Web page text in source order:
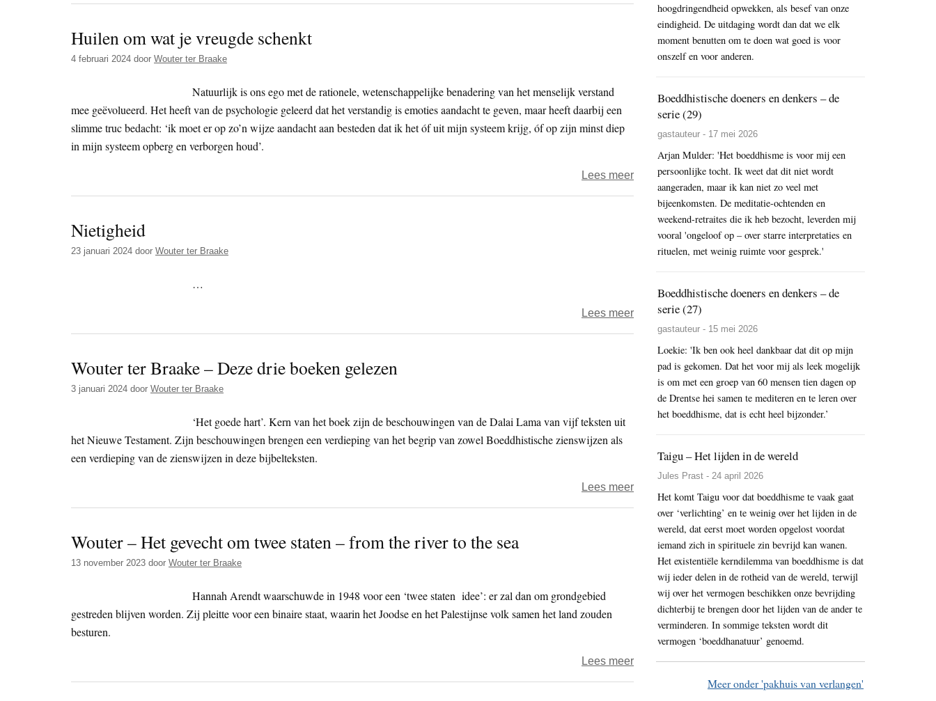
verdriet
liefde
Huilen om wat je vreugde schenkt
4 februari 2024 door Wouter ter Braake
Natuurlijk is ons ego met de rationele, wetenschappelijke benadering van het menselijk verstand
mee geëvolueerd. Het heeft van de psychologie geleerd dat het verstandig is emoties aandacht te geven, maar heeft daarbij een
slimme truc bedacht: ‘ik moet er op zo’n wijze aandacht aan besteden dat ik het óf uit mijn systeem krijg, óf op zijn minst diep
in mijn systeem opberg en verborgen houd’.
Lees meerover
Huilen
Nietigheid
23 januari 2024 door Wouter ter Braake
…
Lees meerover
Nietigheid
Wouter ter Braake – Deze drie boeken gelezen
3 januari 2024 door Wouter ter Braake
‘Het goede hart’. Kern van het boek zijn de beschouwingen van de Dalai Lama van vijf teksten uit
het Nieuwe Testament. Zijn beschouwingen brengen een verdieping van het begrip van zowel Boeddhistische zienswijzen als
een verdieping van de zienswijzen in deze bijbelteksten.
Lees meerover
Wouter
Braake
Deze
boeken
gelezen
Wouter – Het gevecht om twee staten – from the river to the sea
13 november 2023 door Wouter ter Braake
Hannah Arendt waarschuwde in 1948 voor een ‘twee staten idee’: er zal dan om grondgebied
gestreden blijven worden. Zij pleitte voor een binaire staat, waarin het Joodse en het Palestijnse volk samen het land zouden
besturen.
Lees meerover
hoogdringendheid opwekken, als besef van onze
eindigheid. De uitdaging wordt dan dat we elk
moment benutten om te doen wat goed is voor
onszelf en voor anderen.
Boeddhistische doeners en denkers – de
serie (29)
gastauteur - 17 mei 2026
Arjan Mulder: 'Het boeddhisme is voor mij een
persoonlijke tocht. Ik weet dat dit niet wordt
aangeraden, maar ik kan niet zo veel met
bijeenkomsten. De meditatie-ochtenden en
weekend-retraites die ik heb bezocht, leverden mij
vooral 'ongeloof op – over starre interpretaties en
rituelen, met weinig ruimte voor gesprek.'
Boeddhistische doeners en denkers – de
serie (27)
gastauteur - 15 mei 2026
Loekie: 'Ik ben ook heel dankbaar dat dit op mijn
pad is gekomen. Dat het voor mij als leek mogelijk
is om met een groep van 60 mensen tien dagen op
de Drentse hei samen te mediteren en te leren over
het boeddhisme, dat is echt heel bijzonder.’
Taigu – Het lijden in de wereld
Jules Prast - 24 april 2026
Het komt Taigu voor dat boeddhisme te vaak gaat
over ‘verlichting’ en te weinig over het lijden in de
wereld, dat eerst moet worden opgelost voordat
iemand zich in spirituele zin bevrijd kan wanen.
Het existentiële kerndilemma van boeddhisme is dat
wij ieder delen in de rotheid van de wereld, terwijl
wij over het vermogen beschikken onze bevrijding
dichterbij te brengen door het lijden van de ander te
verminderen. In sommige teksten wordt dit
vermogen ‘boeddhanatuur’ genoemd.
Meer onder 'pakhuis van verlangen'